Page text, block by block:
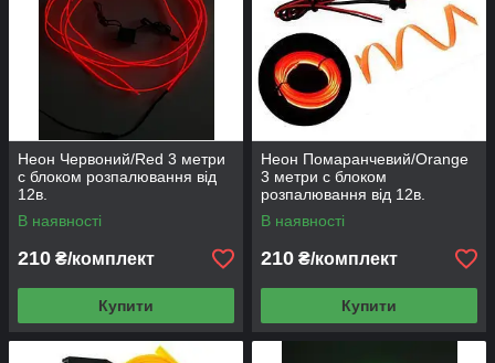
Неон Червоний/Red 3 метри
c блоком розпалювання від
12в.
В наявності
210 ₴/комплект
Купити
Неон Помаранчевий/Orange
3 метри c блоком
розпалювання від 12в.
В наявності
210 ₴/комплект
Купити